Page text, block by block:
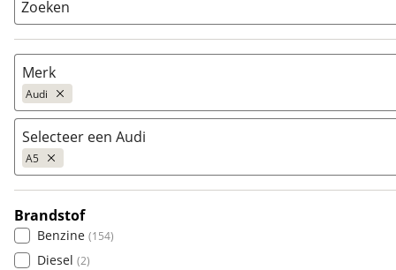
Zoeken
Merk
Audi
Populair
Audi (5444)
Citroën
Selecteer een Audi
A5
80
Brandstof
Benzine (154)
Diesel (2)